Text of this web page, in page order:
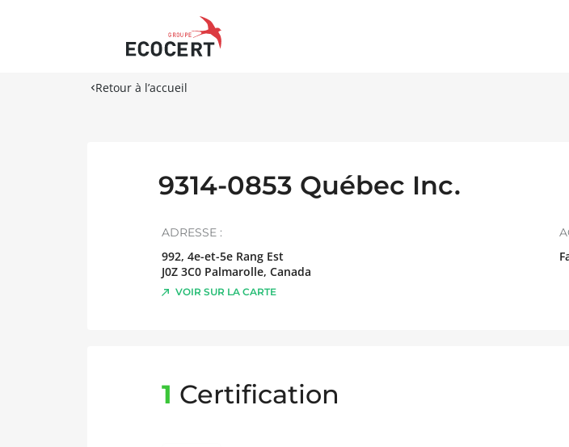
Retour à l’accueil
9314-0853 Québec Inc.
ADRESSE :
992, 4e-et-5e Rang Est
J0Z 3C0 Palmarolle, Canada
VOIR SUR LA CARTE
1 Certification